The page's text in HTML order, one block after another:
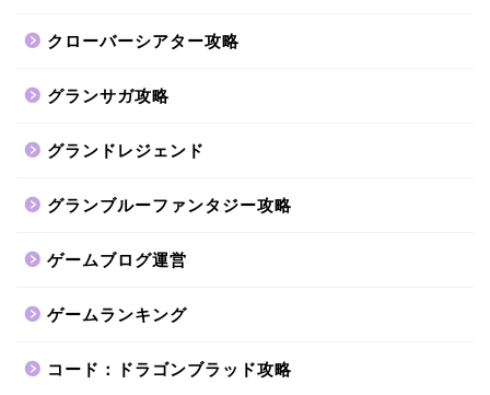
クローバーシアター攻略
グランサガ攻略
グランドレジェンド
グランブルーファンタジー攻略
ゲームブログ運営
ゲームランキング
コード：ドラゴンブラッド攻略